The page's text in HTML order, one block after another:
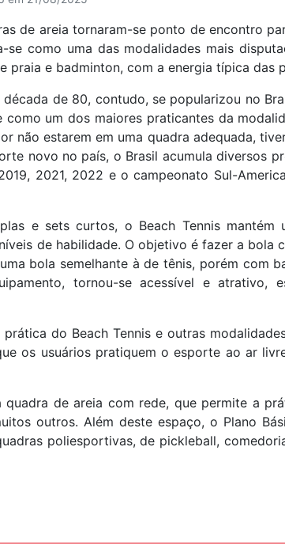
de areia tornaram-se ponto de encontro
se como uma das modalidades mais
praia e badminton, com a energia típica das
década de 80, contudo, se popularizou no
um dos maiores praticantes da
não estarem em uma quadra adequada,
novo no país, o Brasil acumula diversos
2021, 2022 e o campeonato Sul-
e sets curtos, o Beach Tennis
de habilidade. O objetivo é fazer a bola
bola semelhante à de tênis, porém com
tornou-se acessível e atrativo,
do Beach Tennis e outras
os usuários pratiquem o esporte ao ar
de areia com rede, que permite a
outros. Além deste espaço, o Plano
poliesportivas, de pickleball,